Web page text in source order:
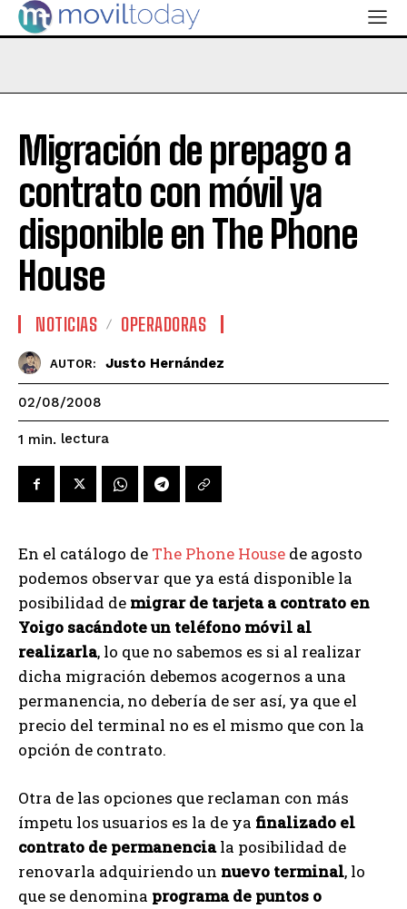
Migración de prepago a
contrato con móvil ya
disponible en The Phone
House
NOTICIAS OPERADORAS
AUTOR: Justo Hernández
02/08/2008
1 min. lectura
En el catálogo de The Phone House de agosto
podemos observar que ya está disponible la
posibilidad de migrar de tarjeta a contrato en
Yoigo sacándote un teléfono móvil al
realizarla, lo que no sabemos es si al realizar
dicha migración debemos acogernos a una
permanencia, no debería de ser así, ya que el
precio del terminal no es el mismo que con la
opción de contrato.
Otra de las opciones que reclaman con más
ímpetu los usuarios es la de ya finalizado el
contrato de permanenciala posibilidad de
renovarla adquiriendo un nuevo terminal, lo
que se denomina programa de puntos o